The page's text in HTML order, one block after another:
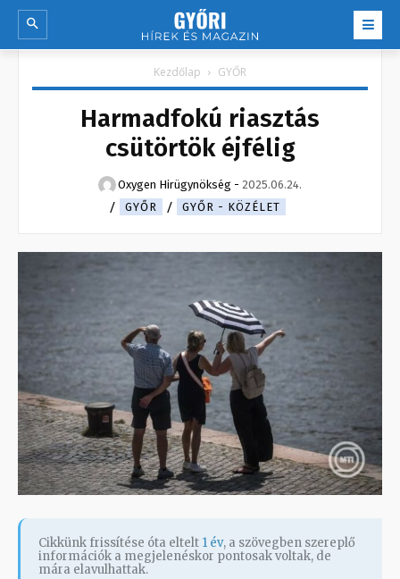
Kezdőlap GYŐR
Harmadfokú riasztás
csütörtök éjfélig
Oxygen Hirügynökség - 2025.06.24.
GYŐR
GYŐR - KÖZÉLET
Cikkünk frissítése óta eltelt 1 év, a szövegben szereplő
információk a megjelenéskor pontosak voltak, de
mára elavulhattak.